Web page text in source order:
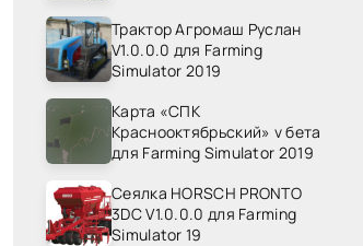
Трактор Агромаш Руслан
V1.0.0.0 для Farming
Simulator 2019
Карта «СПК
Краснооктябрьский» v бета
для Farming Simulator 2019
Сеялка HORSCH PRONTO
3DC V1.0.0.0 для Farming
Simulator 19